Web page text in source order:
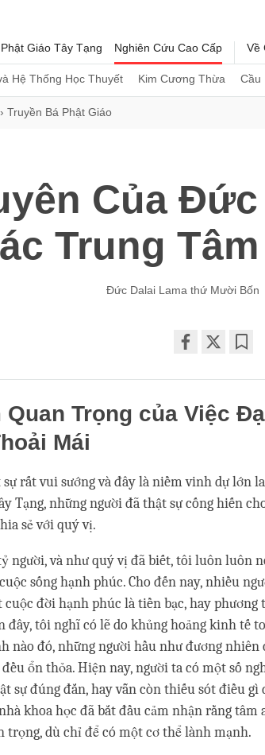
Phật Giáo Tây Tạng Nghiên Cứu Cao Cấp
Hệ Thống Học Thuyết Kim Cương Thừa Cầu
Về
› Truyền Bá Phật Giáo
Của Đức
Trung
Đức Dalai Lama thứ Mười Bốn
on
facebook
Quan Trọng của Việc
Mái
rất vui sướng và đây là niềm vinh dự lớn
Tạng, những người đã thật sự cống hiến
sẻ với quý vị.
người, và như quý vị đã biết, tôi luôn luôn
sống hạnh phúc. Cho đến nay, nhiều
cuộc đời hạnh phúc là tiền bạc, hay
đây, tôi nghĩ có lẽ do khủng hoảng kinh tế
nào đó, những người hầu như đương
ổn thỏa. Hiện nay, người ta có một số
sự đúng đắn, hay vẫn còn thiếu sót điều
khoa học đã bắt đầu cảm nhận rằng
trọng, dù chỉ để có một cơ thể lành mạnh.